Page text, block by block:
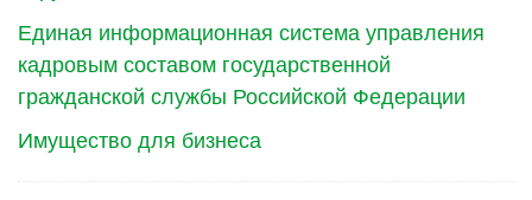
Единая информационная система управления
кадровым составом государственной
гражданской службы Российской Федерации
Имущество для бизнеса